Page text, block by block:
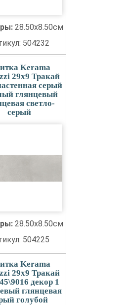
28.50x8.50см
504232
Kerama
29x9 Тракай
серый
глянцевый
светло-
серый
28.50x8.50см
504225
Kerama
29x9 Тракай
декор 1
глянцевая
голубой